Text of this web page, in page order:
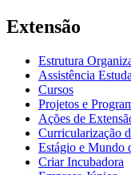
Extensão
Estrutura
Assistência
Cursos
Projetos e
Ações de
Curricularização
Estágio e Mundo
Criar Incubadora